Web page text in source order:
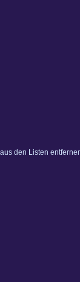
den Listen